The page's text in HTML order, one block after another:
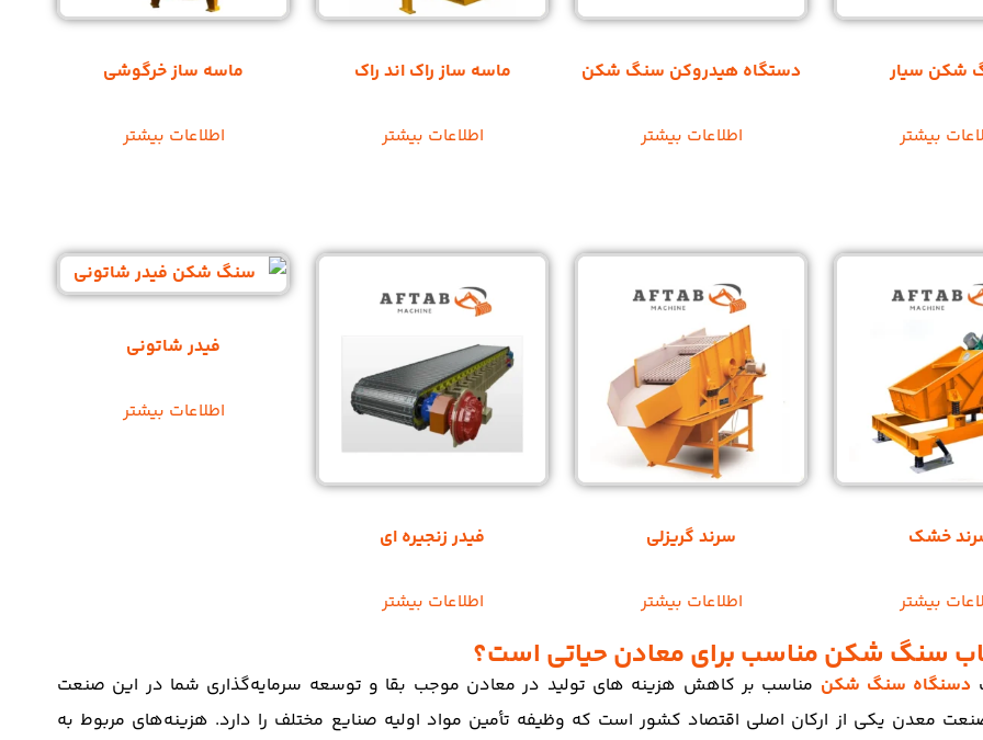
شکن سیار
بیشتر
دستگاه هیدروکن سنگ شکن
اطلاعات بیشتر
ماسه ساز راک اند راک
اطلاعات بیشتر
ماسه ساز خرگوشی
اطلاعات بیشتر
خشک
بیشتر
سرند گریزلی
اطلاعات بیشتر
فیدر زنجیره ای
اطلاعات بیشتر
فیدر شاتونی
اطلاعات بیشتر
سنگ شکن مناسب برای معادن حیاتی است؟
دسنگاه سنگ شکن مناسب بر کاهش هزینه های تولید در معادن موجب بقا و توسعه سرمایه‌گذاری شما در این صنعت
معدن یکی از ارکان اصلی اقتصاد کشور است که وظیفه تأمین مواد اولیه صنایع مختلف را دارد. هزینه‌های مربوط به